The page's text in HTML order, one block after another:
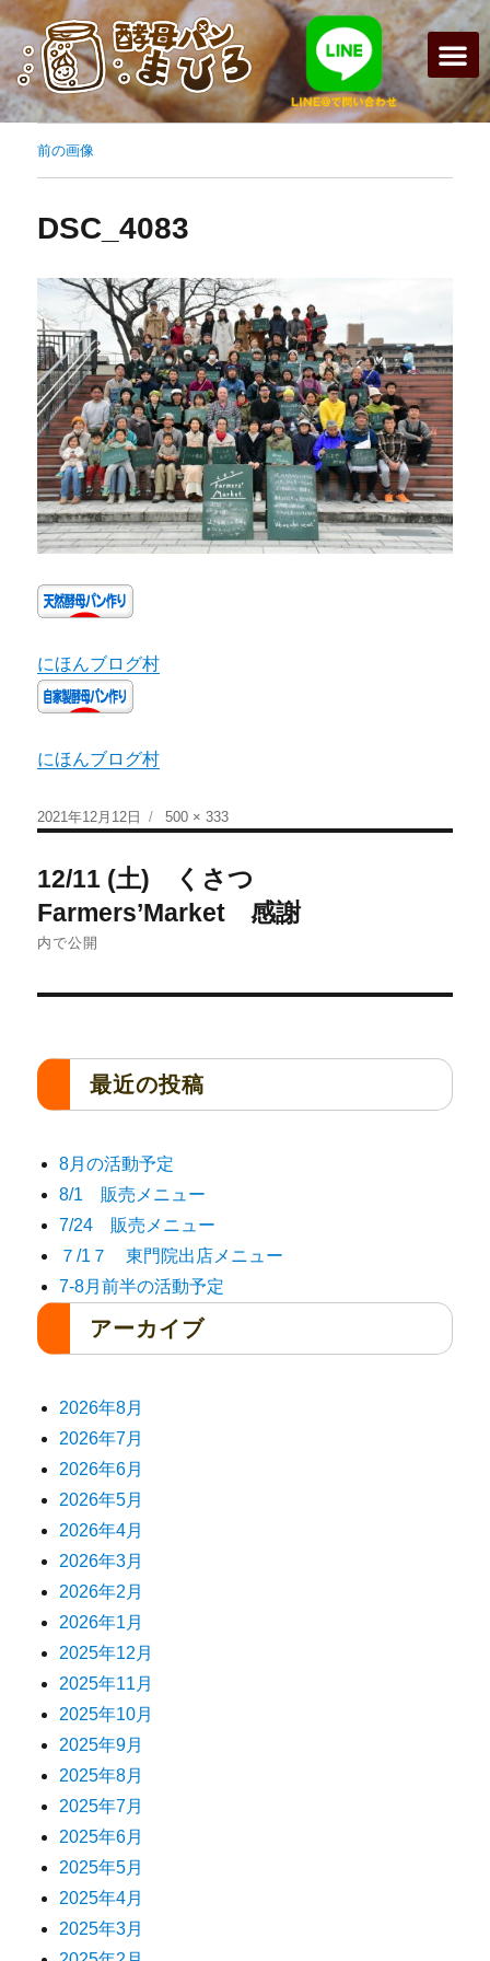
前の画像
DSC_4083
にほんブログ村
にほんブログ村
2021年12月12日 500 × 333
12/11 (土) くさつ
Farmers’Market 感謝
内で公開
最近の投稿
8月の活動予定
8/1 販売メニュー
7/24 販売メニュー
７/1７ 東門院出店メニュー
7-8月前半の活動予定
アーカイブ
2026年8月
2026年7月
2026年6月
2026年5月
2026年4月
2026年3月
2026年2月
2026年1月
2025年12月
2025年11月
2025年10月
2025年9月
2025年8月
2025年7月
2025年6月
2025年5月
2025年4月
2025年3月